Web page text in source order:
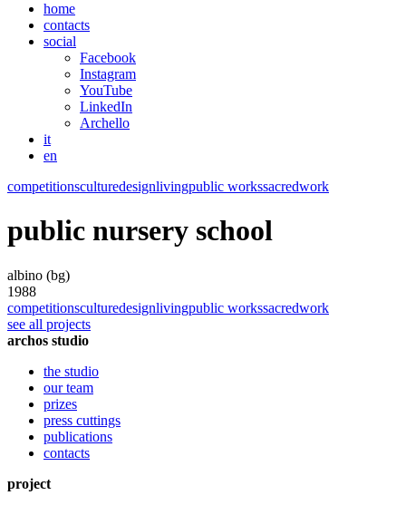
home
contacts
social
Facebook
Instagram
YouTube
LinkedIn
Archello
it
en
competitionsculturedesignlivingpublic workssacredwork
public nursery school
albino (bg)
1988
competitionsculturedesignlivingpublic workssacredwork
see all projects
archos studio
the studio
our team
prizes
press cuttings
publications
contacts
project